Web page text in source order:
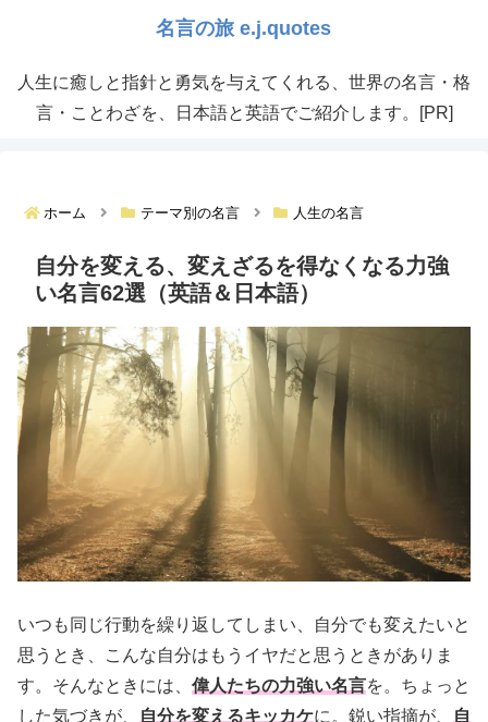
人生に癒しと指針と勇気を与えてくれる、世界の名言・格
言・ことわざを、日本語と英語でご紹介します。[PR]
ホーム テーマ別の名言 人生の名言
自分を変える、変えざるを得なくなる力強
い名言62選（英語＆日本語）
いつも同じ行動を繰り返してしまい、自分でも変えたいと
思うとき、こんな自分はもうイヤだと思うときがありま
す。そんなときには、 偉人たちの力強い名言を。ちょっと
した気づきが、
自分を変えるキッカケに。鋭い指摘が、
自